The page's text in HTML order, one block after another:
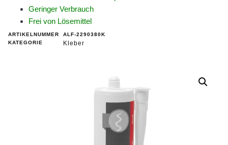
Geringer Verbrauch
Frei von Lösemittel
ARTIKELNUMMER
ALF-2290380K
KATEGORIE
Kleber